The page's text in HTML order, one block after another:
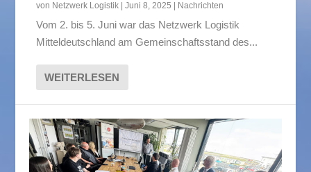
von Netzwerk Logistik |Juni 8, 2025 Nachrichten
Vom 2. bis 5. Juni war das Netzwerk Logistik
Mitteldeutschland am Gemeinschaftsstand des...
WEITERLESEN